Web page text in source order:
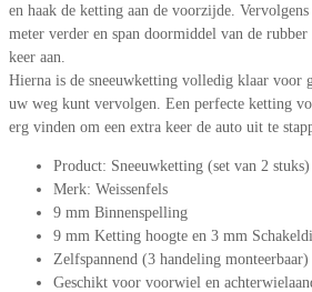
en haak de ketting aan de voorzijde.
meter verder en span doormiddel van de
keer aan.
Hierna is de sneeuwketting volledig klaar voor
uw weg kunt vervolgen. Een perfecte ketting
erg vinden om een extra keer de auto uit te
Product: Sneeuwketting (set van 2 stuks)
Merk: Weissenfels
9 mm Binnenspelling
9 mm Ketting hoogte en 3 mm
Zelfspannend (3 handeling monteerbaar)
Geschikt voor voorwiel en